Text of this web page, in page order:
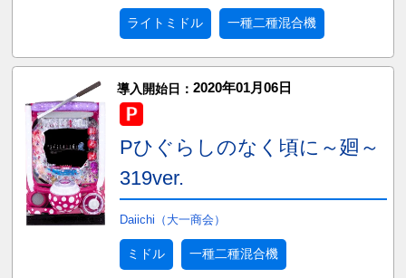
ライトミドル 一種二種混合機
導入開始日： 2020年01月06日
Pひぐらしのなく頃に～廻～
319ver.
Daiichi（大一商会）
ミドル 一種二種混合機